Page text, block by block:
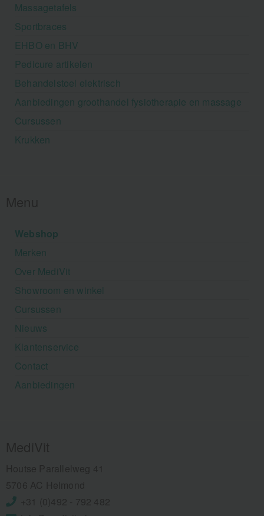
Massagetafels
Sportbraces
EHBO en BHV
Pedicure artikelen
Behandelstoel elektrisch
Aanbiedingen groothandel fysiotherapie en massage
Cursussen
Krukken
Webshop
Merken
Over MediVit
Showroom en winkel
Cursussen
Nieuws
Klantenservice
Contact
Aanbiedingen